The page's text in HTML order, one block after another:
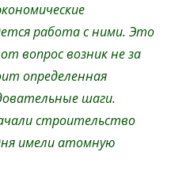
работа с ними. Это
вопрос возник не за
определенная
шаги.
строительство
имели атомную